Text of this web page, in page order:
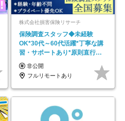
株式会社損害保険リサーチ
保険調査スタッフ◆未経験
OK*30代～60代活躍*丁寧な講
習・サポートあり*原則直行直
帰／全国募集・業務委託
非公開
フルリモートあり